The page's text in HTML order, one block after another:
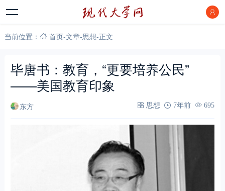
当前位置： 首页-文章-思想-正文
毕唐书：教育，“更要培养公民”
——美国教育印象
东方 思想 7年前 695